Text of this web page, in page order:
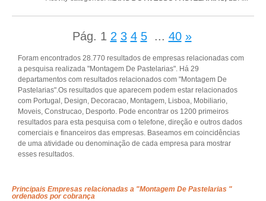
Pág. 1 2 3 4 5 ... 40 »
Foram encontrados 28.770 resultados de empresas relacionadas com
a pesquisa realizada "Montagem De Pastelarias". Há 29
departamentos com resultados relacionados com "Montagem De
Pastelarias".Os resultados que aparecem podem estar relacionados
com Portugal, Design, Decoracao, Montagem, Lisboa, Mobiliario,
Moveis, Construcao, Desporto. Pode encontrar os 1200 primeiros
resultados para esta pesquisa com o telefone, direção e outros dados
comerciais e financeiros das empresas. Baseamos em coincidências
de uma atividade ou denominação de cada empresa para mostrar
esses resultados.
Principais Empresas relacionadas a "Montagem De Pastelarias "
ordenados por cobrança